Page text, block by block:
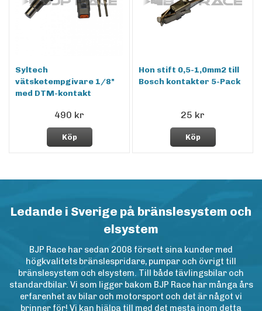
Syltech
vätsketempgivare 1/8"
med DTM-kontakt
490 kr
Köp
Hon stift 0,5-1,0mm2 till
Bosch kontakter 5-Pack
25 kr
Köp
Ledande i Sverige på bränslesystem och
elsystem
BJP Race har sedan 2008 försett sina kunder med
högkvalitets bränslespridare, pumpar och övrigt till
bränslesystem och elsystem. Till både tävlingsbilar och
standardbilar. Vi som ligger bakom BJP Race har många års
erfarenhet av bilar och motorsport och det är något vi
brinner för! Vi kan hjälpa till med det mesta inom detta